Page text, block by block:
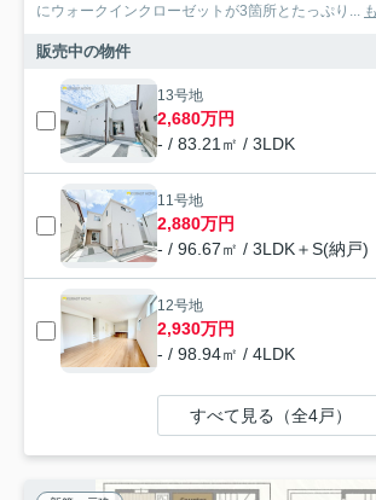
にウォークインクローゼットが3箇所とたっぷり...
販売中の物件
13号地
2,680万円
- / 83.21㎡ / 3LDK
11号地
2,880万円
- / 96.67㎡ / 3LDK＋S(納戸)
12号地
2,930万円
- / 98.94㎡ / 4LDK
すべて見る（全4戸）